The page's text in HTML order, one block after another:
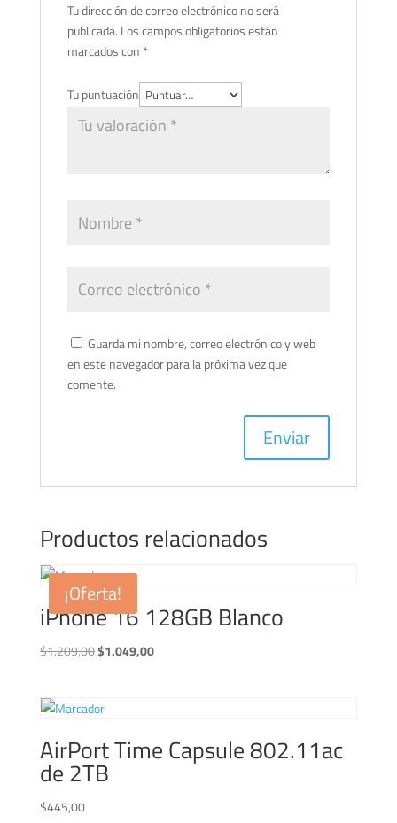
Tu dirección de correo electrónico no será
publicada. Los campos obligatorios están
marcados con *
Tu puntuación
Guarda mi nombre, correo electrónico y web
en este navegador para la próxima vez que
comente.
Productos relacionados
¡Oferta!
iPhone 16 128GB Blanco
$1.209,00El
era:
$1.049,00El
AirPort Time Capsule 802.11ac
de 2TB
$445,00